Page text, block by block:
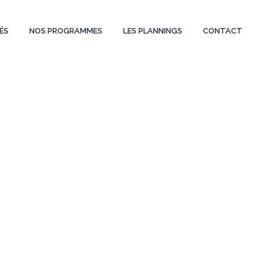
NOS PROGRAMMES LES PLANNINGS CONTACT